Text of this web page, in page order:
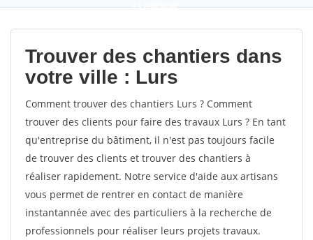
9,5(100%)60
votes
Trouver des chantiers dans
votre ville : Lurs
Comment trouver des chantiers Lurs ? Comment
trouver des clients pour faire des travaux Lurs ? En tant
qu'entreprise du bâtiment, il n'est pas toujours facile
de trouver des clients et trouver des chantiers à
réaliser rapidement. Notre service d'aide aux artisans
vous permet de rentrer en contact de manière
instantannée avec des particuliers à la recherche de
professionnels pour réaliser leurs projets travaux.